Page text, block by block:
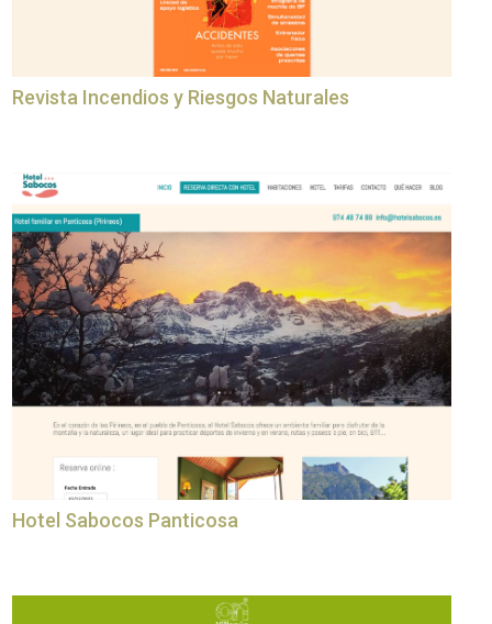
Revista Incendios y Riesgos Naturales
Hotel Sabocos Panticosa